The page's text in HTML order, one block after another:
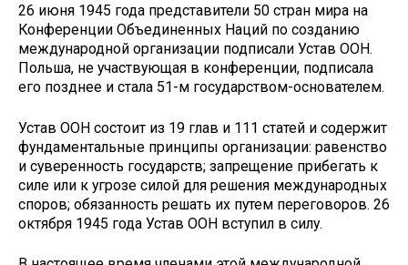
26 июня 1945 года представители 50 стран мира на
Конференции Объединенных Наций по созданию
международной организации подписали Устав ООН.
Польша, не участвующая в конференции, подписала
его позднее и стала 51-м государством-основателем.
Устав ООН состоит из 19 глав и 111 статей и содержит
фундаментальные принципы организации: равенство
и суверенность государств; запрещение прибегать к
силе или к угрозе силой для решения международных
споров; обязанность решать их путем переговоров. 26
октября 1945 года Устав ООН вступил в силу.